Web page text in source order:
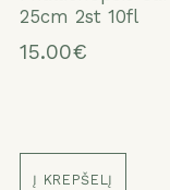
25cm 2st 10fl
15.00€
Į KREPŠELĮ